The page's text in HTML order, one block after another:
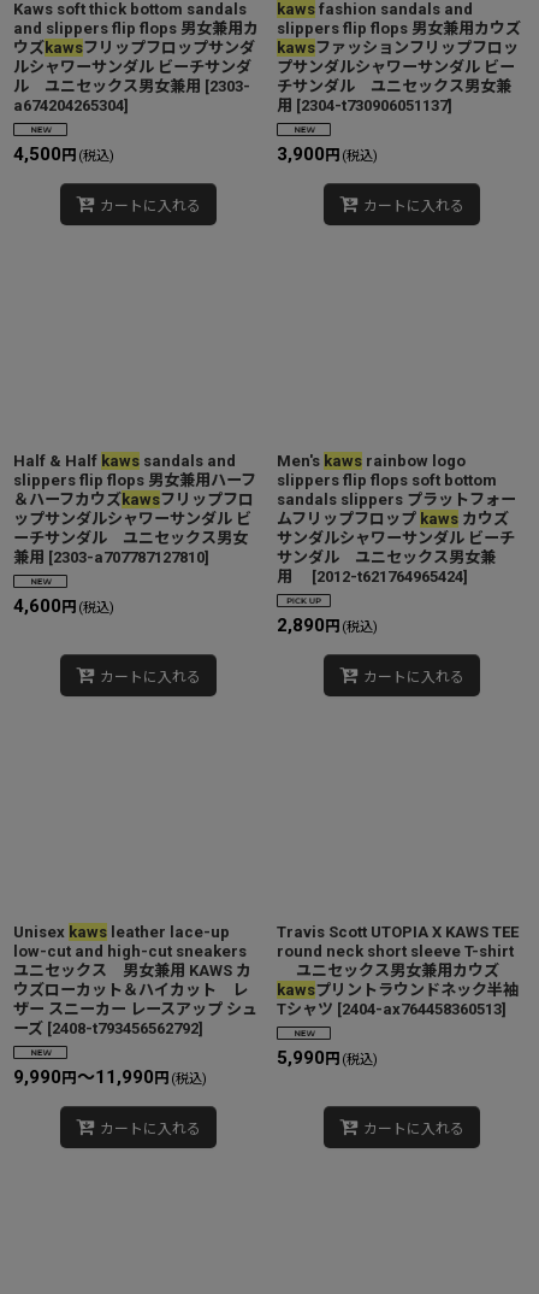
Kaws soft thick bottom sandals
and slippers flip flops 男女兼用カ
ウズ kawsフリップフロップサンダ
ルシャワーサンダル ビーチサンダ
ル ユニセックス男女兼用 [2303-
a674204265304]
4,500 円 (税込)
カートに入れる
kaws fashion sandals and
slippers flip flops 男女兼用カウズ
kawsファッションフリップフロッ
プサンダルシャワーサンダル ビー
チサンダル ユニセックス男女兼
用 [2304-t730906051137]
3,900 円 (税込)
カートに入れる
Half & Half kaws sandals and
slippers flip flops 男女兼用ハーフ
＆ハーフカウズ kawsフリップフロ
ップサンダルシャワーサンダル ビ
ーチサンダル ユニセックス男女
兼用 [2303-a707787127810]
4,600 円 (税込)
カートに入れる
Men's kaws rainbow logo
slippers flip flops soft bottom
sandals slippers プラットフォー
ムフリップフロップ kaws カウズ
サンダルシャワーサンダル ビーチ
サンダル ユニセックス男女兼
用
[2012-t621764965424]
2,890 円 (税込)
カートに入れる
Unisex kaws leather lace-up
low-cut and high-cut sneakers
ユニセックス 男女兼用 KAWS カ
ウズローカット＆ハイカット レ
ザー スニーカー レースアップ シュ
ーズ [2408-t793456562792]
9,990 円 ～11,990 円 (税込)
カートに入れる
Travis Scott UTOPIA X KAWS TEE
round neck short sleeve T-shirt
ユニセックス男女兼用カウズ
kawsプリントラウンドネック半袖
Tシャツ [2404-ax764458360513]
5,990 円 (税込)
カートに入れる